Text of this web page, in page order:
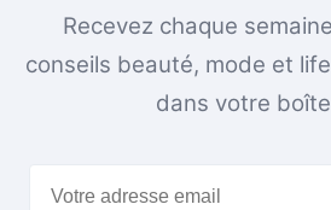
Recevez chaque
conseils beauté, mode et
dans votre